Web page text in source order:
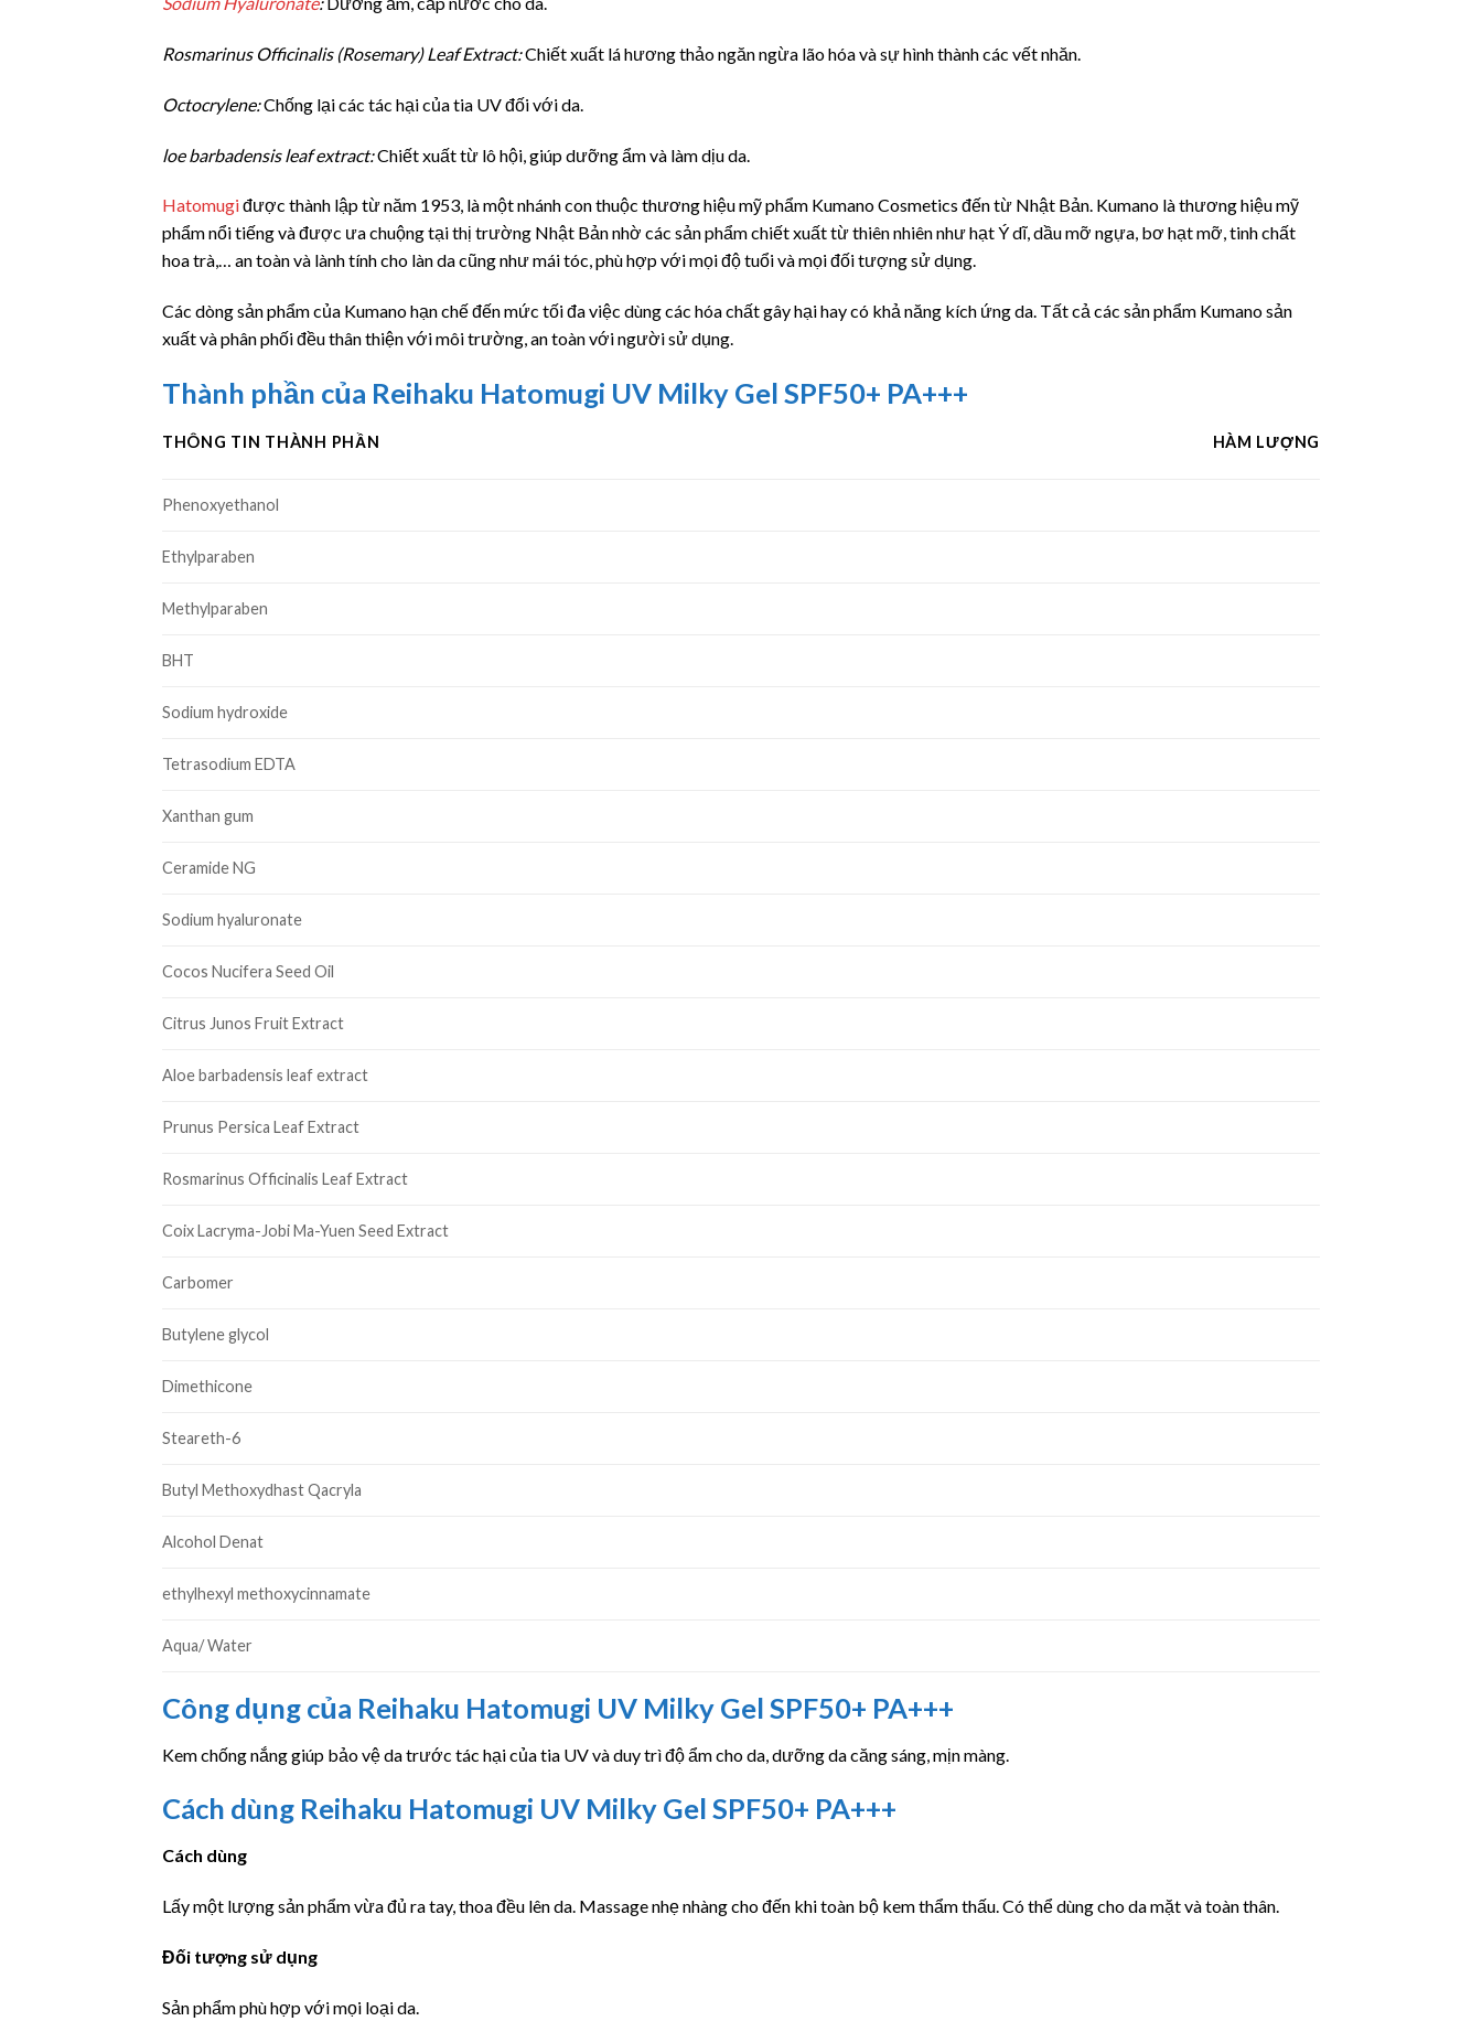
Rosmarinus Officinalis (Rosemary) Leaf Extract:Chiết xuất lá hương thảo ngăn ngừa lão hóa và sự hình thành các vết nhăn.
Octocrylene:Chống lại các tác hại của tia UV đối với da.
loe barbadensis leaf extract:Chiết xuất từ lô hội, giúp dưỡng ẩm và làm dịu da.
Hatomugiđược thành lập từ năm 1953, là một nhánh con thuộc thương hiệu mỹ phẩm Kumano Cosmetics đến từ Nhật Bản. Kumano là thương hiệu mỹ
phẩm nổi tiếng và được ưa chuộng tại thị trường Nhật Bản nhờ các sản phẩm chiết xuất từ thiên nhiên như hạt Ý dĩ, dầu mỡ ngựa, bơ hạt mỡ, tinh chất
hoa trà,… an toàn và lành tính cho làn da cũng như mái tóc, phù hợp với mọi độ tuổi và mọi đối tượng sử dụng.
Các dòng sản phẩm của Kumano hạn chế đến mức tối đa việc dùng các hóa chất gây hại hay có khả năng kích ứng da. Tất cả các sản phẩm Kumano sản
xuất và phân phối đều thân thiện với môi trường, an toàn với người sử dụng.
Thành phần của Reihaku Hatomugi UV Milky Gel SPF50+ PA+++
THÔNG TIN THÀNH PHẦN HÀM LƯỢNG
Phenoxyethanol
Ethylparaben
Methylparaben
BHT
Sodium hydroxide
Tetrasodium EDTA
Xanthan gum
Ceramide NG
Sodium hyaluronate
Cocos Nucifera Seed Oil
Citrus Junos Fruit Extract
Aloe barbadensis leaf extract
Prunus Persica Leaf Extract
Rosmarinus Officinalis Leaf Extract
Coix Lacryma-Jobi Ma-Yuen Seed Extract
Carbomer
Butylene glycol
Dimethicone
Steareth-6
Butyl Methoxydhast Qacryla
Alcohol Denat
ethylhexyl methoxycinnamate
Aqua/ Water
Công dụng của Reihaku Hatomugi UV Milky Gel SPF50+ PA+++
Kem chống nắng giúp bảo vệ da trước tác hại của tia UV và duy trì độ ẩm cho da, dưỡng da căng sáng, mịn màng.
Cách dùng Reihaku Hatomugi UV Milky Gel SPF50+ PA+++
Cách dùng
Lấy một lượng sản phẩm vừa đủ ra tay, thoa đều lên da. Massage nhẹ nhàng cho đến khi toàn bộ kem thẩm thấu. Có thể dùng cho da mặt và toàn thân.
Đối tượng sử dụng
Sản phẩm phù hợp với mọi loại da.